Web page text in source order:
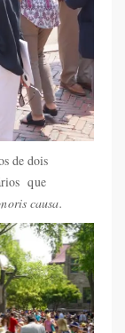
de dois
que
causa.